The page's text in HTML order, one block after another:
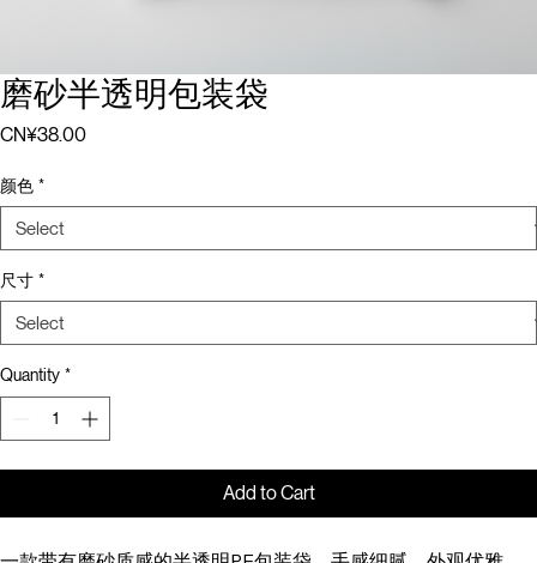
磨砂半透明包装袋
CN¥38.00
颜色 *
尺寸 *
Quantity
Add to Cart